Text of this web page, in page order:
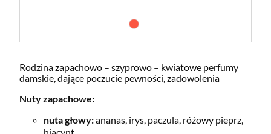
Rodzina zapachowo – szyprowo – kwiatowe perfumy
damskie, dające poczucie pewności, zadowolenia
Nuty zapachowe:
nuta głowy:ananas, irys, paczula, różowy pieprz,